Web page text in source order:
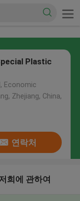
Plastic
Economic
Zhejiang, China,
연락처
희에 관하여